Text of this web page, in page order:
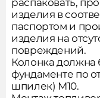
изделия в
паспортом и
изделия на
повреждений.
Колонка должна
фундаменте по
шпилек) М10.